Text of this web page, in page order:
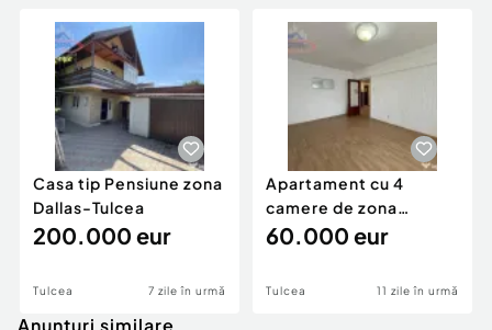
Pentru detalii suplimentare si programarea unei
vizionari, contactati-ne la numarul de telefon:
0722233464
Pentru mai multe informatii si vizionari nu ezitati sa
ne contactati sau va asteptam la sediul agentiei
din str. Babadag nr. 12, bl. 6, vis a vis de CEC
BANK.
Agentia imobiliara Europa este o agentie de
lucreaza pentru tine si cu tine pentru a obtine cea
mai buna tranzactie in favoarea ta!
Casa tip Pensiune zona
Dallas-Tulcea
200.000 eur
Tulcea 7 zile în urmă
Apartament cu 4
camere de zona
centrala Tulcea
60.000 eur
Tulcea 11 zile în urmă
Anunturi similare